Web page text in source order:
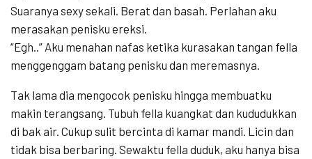
Suaranya sexy sekali. Berat dan basah. Perlahan aku
merasakan penisku ereksi.
“Egh..” Aku menahan nafas ketika kurasakan tangan fella
menggenggam batang penisku dan meremasnya.
Tak lama dia mengocok penisku hingga membuatku
makin terangsang. Tubuh fella kuangkat dan kududukkan
di bak air. Cukup sulit bercinta di kamar mandi. Licin dan
tidak bisa berbaring. Sewaktu fella duduk, aku hanya bisa